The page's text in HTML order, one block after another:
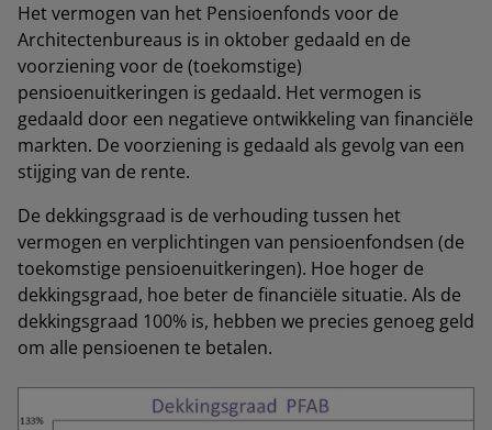
Het vermogen van het Pensioenfonds voor de
Architectenbureaus is in oktober gedaald en de
voorziening voor de (toekomstige)
pensioenuitkeringen is gedaald. Het vermogen is
gedaald door een negatieve ontwikkeling van financiële
markten. De voorziening is gedaald als gevolg van een
stijging van de rente.
De dekkingsgraad is de verhouding tussen het
vermogen en verplichtingen van pensioenfondsen (de
toekomstige pensioenuitkeringen). Hoe hoger de
dekkingsgraad, hoe beter de financiële situatie. Als de
dekkingsgraad 100% is, hebben we precies genoeg geld
om alle pensioenen te betalen.